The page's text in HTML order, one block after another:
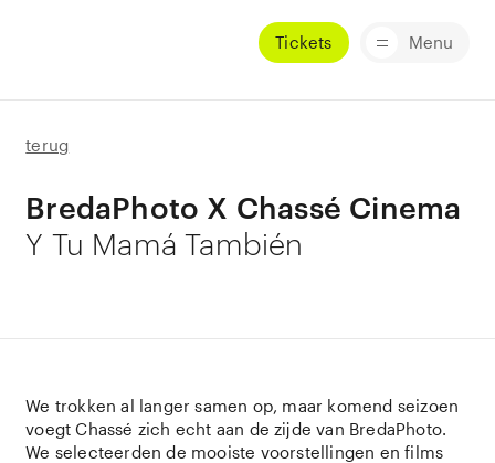
Tickets Menu
terug
BredaPhoto X Chassé Cinema
Y Tu Mamá También
We trokken al langer samen op, maar komend seizoen
voegt Chassé zich echt aan de zijde van BredaPhoto.
We selecteerden de mooiste voorstellingen en films